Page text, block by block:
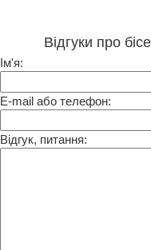
Відгуки про
Ім'я:
E-mail або телефон:
Відгук, питання: